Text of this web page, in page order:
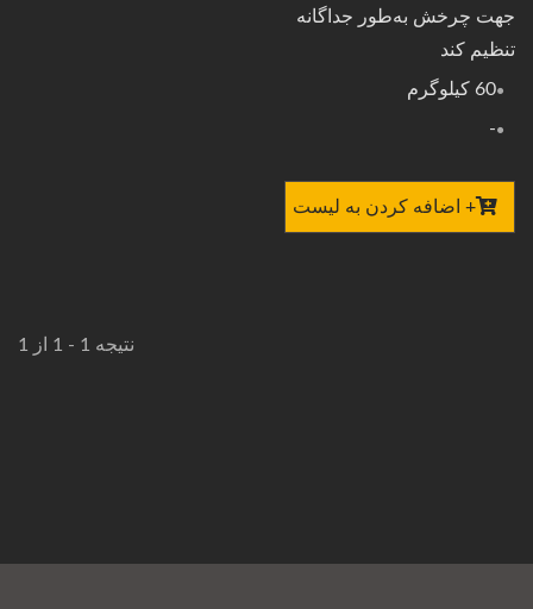
جهت چرخش به‌طور جداگانه
تنظیم کند
60 کیلوگرم
-
+ اضافه کردن به لیست
نتیجه 1 - 1 از 1